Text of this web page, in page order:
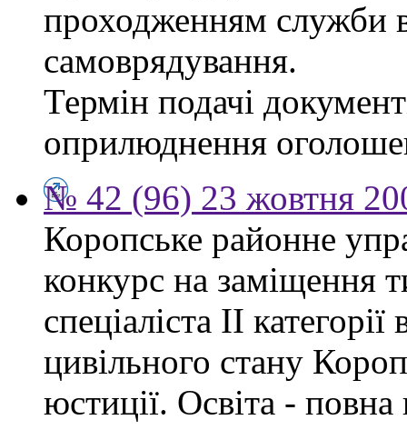
проходженням служби
самоврядування.
Термін подачі
оприлюднення
№ 42 (96) 23 жовтня
Коропське районне
конкурс на заміщення
спеціаліста ІІ
цивільного стану
юстиції. Освіта -